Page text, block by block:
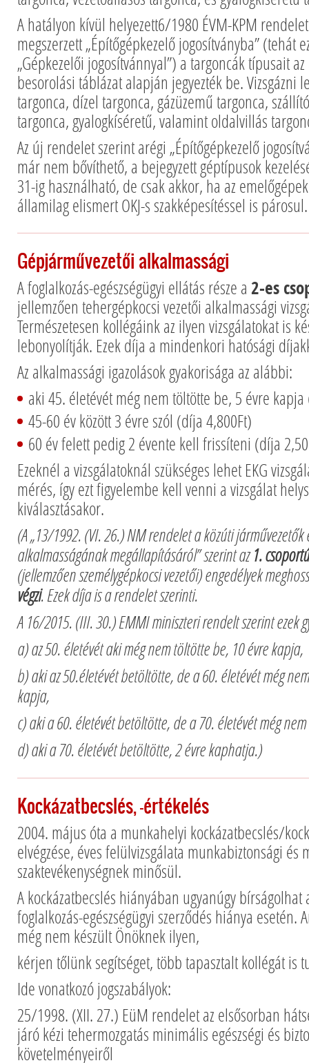
A hatályon kívül helyezett6/1980 ÉVM-KPM
megszerzett „Építőgépkezelő jogosítványba” (tehát
„Gépkezelői jogosítvánnyal”) a targoncák típusait
besorolási táblázat alapján jegyezték be. Vizsgázni
targonca, dízel targonca, gázüzemű targonca,
targonca, gyalogkíséretű, valamint oldalvillás
Az új rendelet szerint arégi „Építőgépkezelő
már nem bővíthető, a bejegyzett géptípusok
31-ig használható, de csak akkor, ha az
államilag elismert OKJ-s szakképesítéssel is párosul.
Gépjárművezetői alkalmassági
A foglalkozás-egészségügyi ellátás része a 2-es
jellemzően tehergépkocsi vezetői alkalmassági
Természetesen kollégáink az ilyen vizsgálatokat is
lebonyolítják. Ezek díja a mindenkori hatósági
Az alkalmassági igazolások gyakorisága az alábbi:
aki 45. életévét még nem töltötte be, 5 évre
45-60 év között 3 évre szól (díja 4,800Ft)
60 év felett pedig 2 évente kell frissíteni (díja
Ezeknél a vizsgálatoknál szükséges lehet EKG
mérés, így ezt figyelembe kell venni a vizsgálat
kiválasztásakor.
(A „13/1992. (VI. 26.) NM rendelet a közúti járművezetők
alkalmasságának megállapításáról” szerint az1. csoportú
(jellemzően személygépkocsi vezetői) engedélyek
végzi. Ezek díja is a rendelet szerinti.
A 16/2015. (III. 30.) EMMI miniszteri rendelt szerint ezek
a) az 50. életévét aki még nem töltötte be, 10 évre kapja,
b) aki az 50.életévét betöltötte, de a 60. életévét még
kapja,
c) aki a 60. életévét betöltötte, de a 70. életévét még
d) aki a 70. életévét betöltötte, 2 évre kaphatja.)
Kockázatbecslés, -értékelés
2004. május óta a munkahelyi kockázatbecslés/
elvégzése, éves felülvizsgálata munkabiztonsági és
szaktevékenységnek minősül.
A kockázatbecslés hiányában ugyanúgy
foglalkozás-egészségügyi szerződés hiánya esetén.
még nem készült Önöknek ilyen,
kérjen tőlünk segítséget, több tapasztalt kollégát is
Ide vonatkozó jogszabályok:
25/1998. (XII. 27.) EüM rendelet az elsősorban
járó kézi tehermozgatás minimális egészségi és
követelményeiről